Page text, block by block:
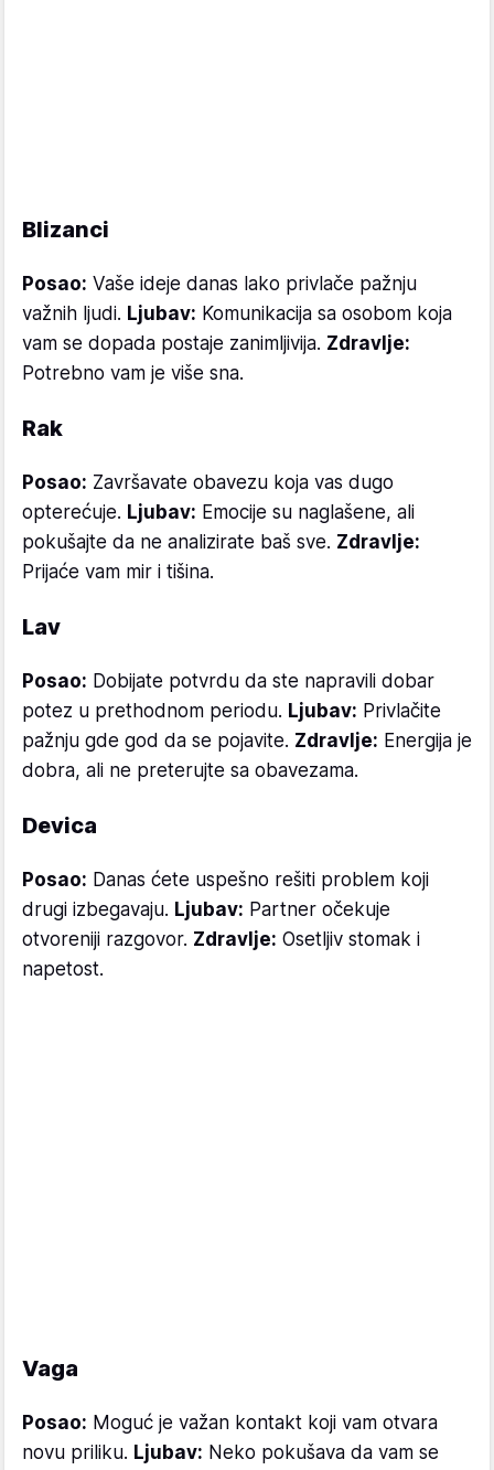
Blizanci
Posao: Vaše ideje danas lako privlače pažnju
važnih ljudi. Ljubav: Komunikacija sa osobom koja
vam se dopada postaje zanimljivija. Zdravlje:
Potrebno vam je više sna.
Rak
Posao: Završavate obavezu koja vas dugo
opterećuje. Ljubav: Emocije su naglašene, ali
pokušajte da ne analizirate baš sve. Zdravlje:
Prijaće vam mir i tišina.
Lav
Posao: Dobijate potvrdu da ste napravili dobar
potez u prethodnom periodu. Ljubav: Privlačite
pažnju gde god da se pojavite. Zdravlje: Energija je
dobra, ali ne preterujte sa obavezama.
Devica
Posao: Danas ćete uspešno rešiti problem koji
drugi izbegavaju. Ljubav: Partner očekuje
otvoreniji razgovor. Zdravlje: Osetljiv stomak i
napetost.
Vaga
Posao: Moguć je važan kontakt koji vam otvara
novu priliku. Ljubav: Neko pokušava da vam se